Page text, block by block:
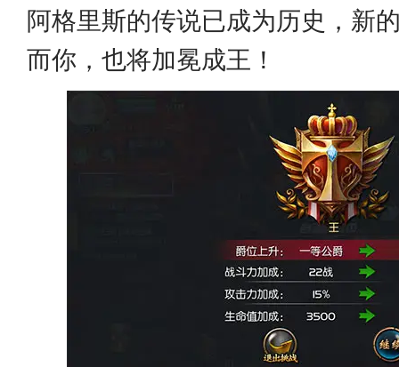
阿格里斯的传说已成为历史，新
而你，也将加冕成王！